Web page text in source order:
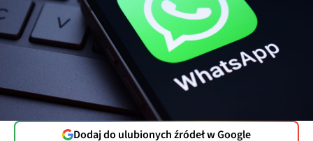
Dodaj do ulubionych źródeł w Google